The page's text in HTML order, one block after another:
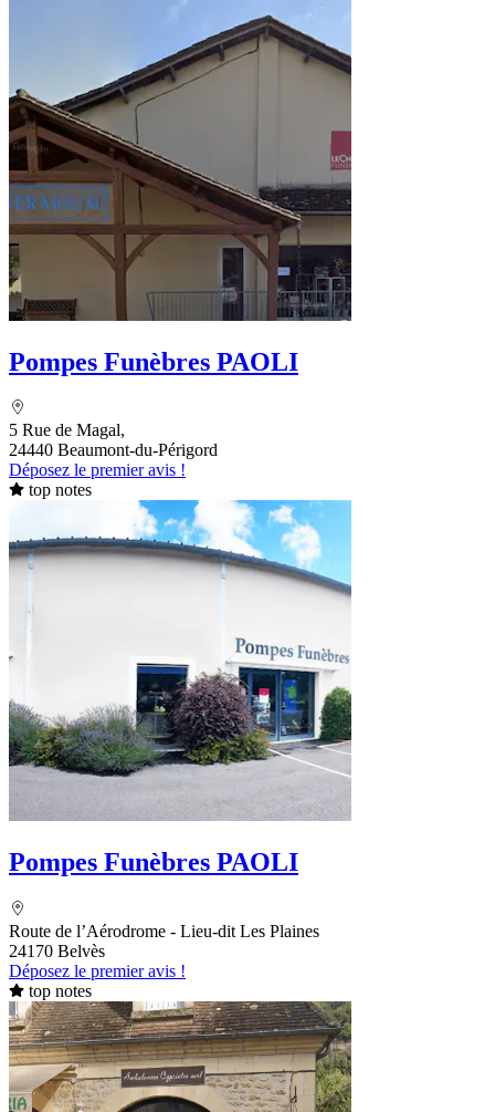
Pompes Funèbres PAOLI
5 Rue de Magal,
24440 Beaumont-du-Périgord
Déposez le premier avis !
top notes
Pompes Funèbres PAOLI
Route de l’Aérodrome - Lieu-dit Les Plaines
24170 Belvès
Déposez le premier avis !
top notes